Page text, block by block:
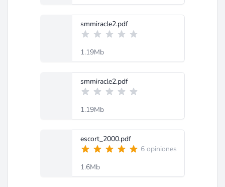
smmiracle2.pdf
1.19Mb
smmiracle2.pdf
1.19Mb
escort_2000.pdf
6 opiniones
1.6Mb